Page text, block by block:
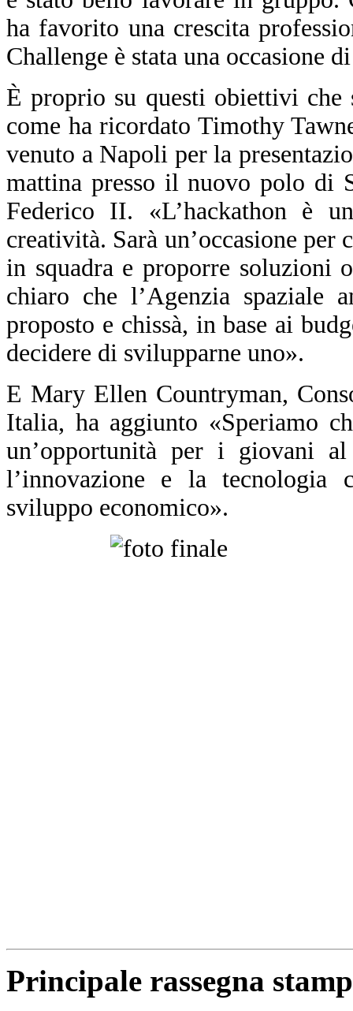
ha favorito una crescita
Challenge è stata una occasione
È proprio su questi obiettivi che
come ha ricordato Timothy
venuto a Napoli per la
mattina presso il nuovo polo di
Federico II. «L’hackathon è
creatività. Sarà un’occasione
in squadra e proporre
chiaro che l’Agenzia spaziale
proposto e chissà, in base ai
decidere di svilupparne uno».
E Mary Ellen Countryman,
Italia, ha aggiunto «Speriamo
un’opportunità per i giovani
l’innovazione e la tecnologia
sviluppo economico».
Principale rassegna